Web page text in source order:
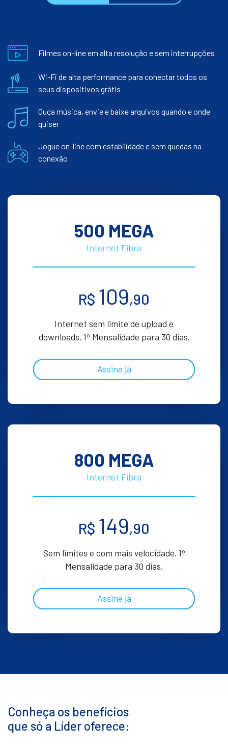
Filmes on-line em alta resolução e sem interrupções
Wi-Fi de alta performance para conectar todos os
seus dispositivos grátis
Ouça música, envie e baixe arquivos quando e onde
quiser
Jogue on-line com estabilidade e sem quedas na
conexão
500 MEGA
Internet Fibra
R$ 109,90
Internet sem limite de upload e
downloads. 1º Mensalidade para 30 dias.
Assine já
800 MEGA
Internet Fibra
R$ 149,90
Sem limites e com mais velocidade. 1º
Mensalidade para 30 dias.
Assine já
Conheça os benefícios
que só a Líder oferece: